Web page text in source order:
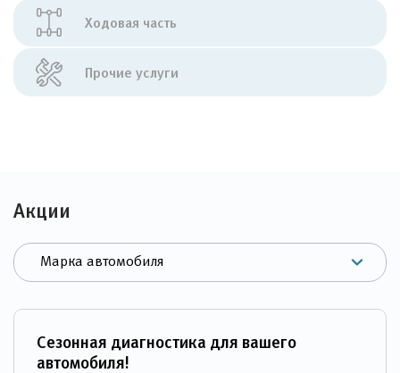
Ходовая часть
Прочие услуги
Акции
Сезонная диагностика для вашего
автомобиля!